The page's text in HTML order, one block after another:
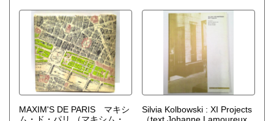
MAXIM'S DE PARIS マキシ
ム・ド・パリ
（マキシム・
Silvia Kolbowski : XI Projects
（text Johanne Lamoureux,